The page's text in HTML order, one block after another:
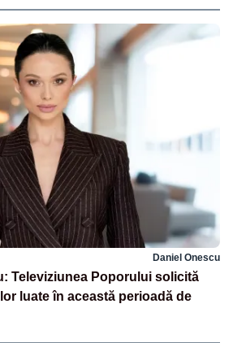
Daniel Onescu
Televiziunea Poporului solicită
luate în această perioadă de